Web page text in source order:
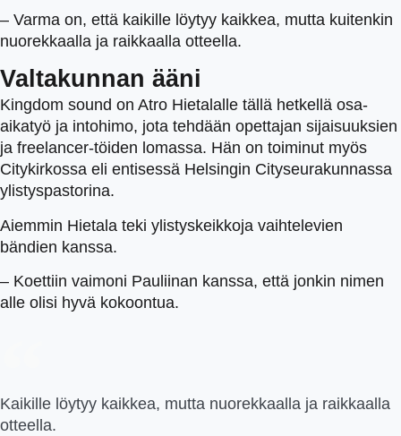
– Varma on, että kaikille löytyy kaikkea, mutta kuitenkin
nuorekkaalla ja raikkaalla otteella.
Valtakunnan ääni
Kingdom sound on Atro Hietalalle tällä hetkellä osa-
aikatyö ja intohimo, jota tehdään opettajan sijaisuuksien
ja freelancer-töiden lomassa. Hän on toiminut myös
Citykirkossa eli entisessä Helsingin Cityseurakunnassa
ylistyspastorina.
Aiemmin Hietala teki ylistyskeikkoja vaihtelevien
bändien kanssa.
– Koettiin vaimoni Pauliinan kanssa, että jonkin nimen
alle olisi hyvä kokoontua.
Kaikille löytyy kaikkea, mutta nuorekkaalla ja raikkaalla
otteella.